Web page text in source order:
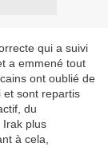
qui a suivi
a emmené tout
ont oublié de
et sont repartis
du
Irak plus
à cela,